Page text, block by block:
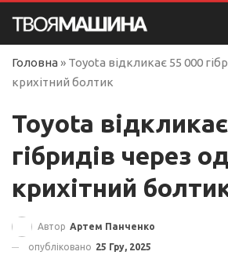
Головна » Toyota відкликає 55 000
крихітний болтик
Toyota
гібридів через
крихітний
Автор Артем Панченко
опубліковано 25 Гру, 2025